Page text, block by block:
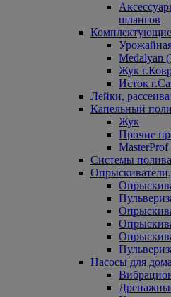
шлангов
Medalyan
Жук
Исток
Лейки,
Капельный
Жук
Прочие
MasterProf
Системы
Насосы для